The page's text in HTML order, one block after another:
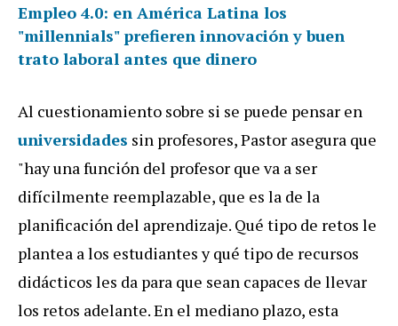
Empleo 4.0: en América Latina los
"millennials" prefieren innovación y buen
trato laboral antes que dinero
Al cuestionamiento sobre si se puede pensar en
universidades sin profesores, Pastor asegura que
"hay una función del profesor que va a ser
difícilmente reemplazable, que es la de la
planificación del aprendizaje. Qué tipo de retos le
plantea a los estudiantes y qué tipo de recursos
didácticos les da para que sean capaces de llevar
los retos adelante. En el mediano plazo, esta